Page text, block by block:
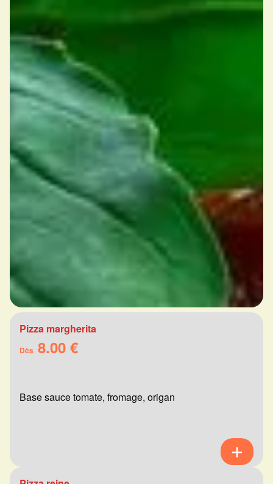
Pizza margherita
Dès 8.00 €
Base sauce tomate, fromage, origan